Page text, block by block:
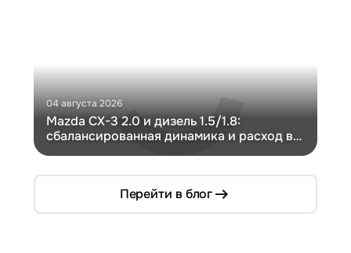
04 августа 2026
Mazda CX-3 2.0 и дизель 1.5/1.8:
сбалансированная динамика и расход в
Перейти в блог